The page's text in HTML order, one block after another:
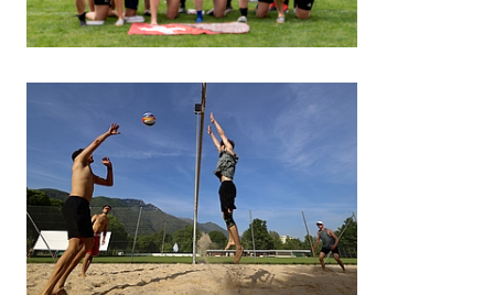
Bibliothek
Sportangebot
Menuplan Mensa
Anmeldung und Zulassung